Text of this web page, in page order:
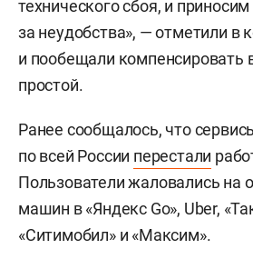
технического сбоя, и
за неудобства», — отметили в
и пообещали компенсировать
простой.
Ранее сообщалось, что
по всей России перестали
Пользователи жаловались на
машин в «Яндекс Go», Uber,
«Ситимобил» и «Максим».